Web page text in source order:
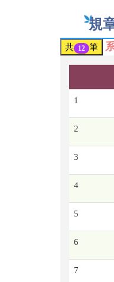
規
共 12 筆
1
2
3
4
5
6
7